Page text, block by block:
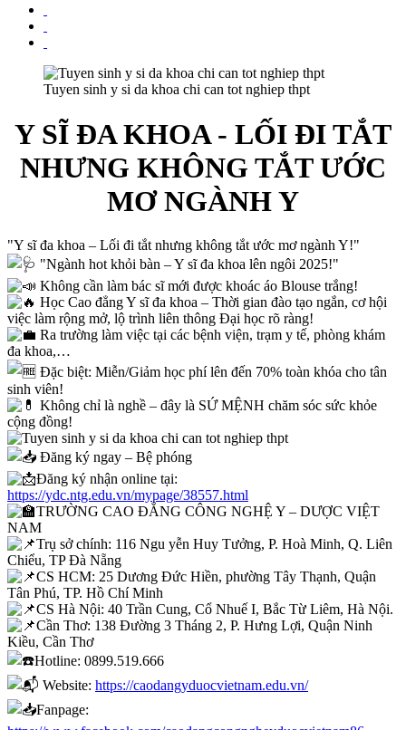
Tuyen sinh y si da khoa chi can tot nghiep thpt
Y SĨ ĐA KHOA - LỐI ĐI TẮT
NHƯNG KHÔNG TẮT ƯỚC
MƠ NGÀNH Y
"Y sĩ đa khoa – Lối đi tắt nhưng không tắt ước mơ ngành Y!"
"Ngành hot khỏi bàn – Y sĩ đa khoa lên ngôi 2025!"
Không cần làm bác sĩ mới được khoác áo Blouse trắng!
Học Cao đẳng Y sĩ đa khoa – Thời gian đào tạo ngắn, cơ hội
việc làm rộng mở, lộ trình liên thông Đại học rõ ràng!
Ra trường làm việc tại các bệnh viện, trạm y tế, phòng khám
đa khoa,…
Đặc biệt: Miễn/Giảm học phí lên đến 70% toàn khóa cho tân
sinh viên!
Không chỉ là nghề – đây là SỨ MỆNH chăm sóc sức khỏe
cộng đồng!
Đăng ký ngay – Bệ phóng
Đăng ký nhận online tại:
https://ydc.ntg.edu.vn/mypage/38557.html
TRƯỜNG CAO ĐẲNG CÔNG NGHỆ Y – DƯỢC VIỆT
NAM
Trụ sở chính: 116 Ngu yễn Huy Tưởng, P. Hoà Minh, Q. Liên
Chiểu, TP Đà Nẵng
CS HCM: 25 Dương Đức Hiền, phường Tây Thạnh, Quận
Tân Phú, TP. Hồ Chí Minh
CS Hà Nội: 40 Trần Cung, Cổ Nhuế I, Bắc Từ Liêm, Hà Nội.
Cần Thơ: 138 Đường 3 Tháng 2, P. Hưng Lợi, Quận Ninh
Kiều, Cần Thơ
Hotline: 0899.519.666
Website: https://caodangyduocvietnam.edu.vn/
Fanpage: